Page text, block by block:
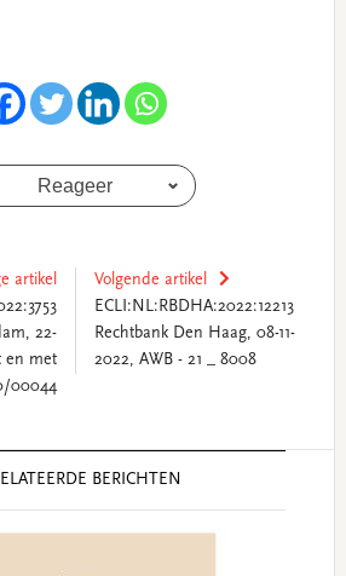
Reageer
artikel
22-
en met
00044
Volgende artikel
ECLI:NL:RBDHA:2022:12213
Rechtbank Den Haag, 08-11-
2022, AWB - 21 _ 8008
BERICHTEN